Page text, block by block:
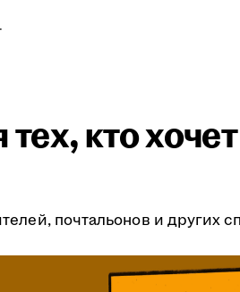
кто
почтальонов и других